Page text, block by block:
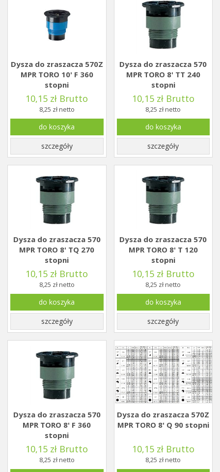
Dysza do zraszacza 570Z
MPR TORO 10' F 360
stopni
10,15 zł Brutto
8,25 zł netto
do koszyka
szczegóły
Dysza do zraszacza 570
MPR TORO 8' TT 240
stopni
10,15 zł Brutto
8,25 zł netto
do koszyka
szczegóły
Dysza do zraszacza 570
MPR TORO 8' TQ 270
stopni
10,15 zł Brutto
8,25 zł netto
do koszyka
szczegóły
Dysza do zraszacza 570
MPR TORO 8' T 120
stopni
10,15 zł Brutto
8,25 zł netto
do koszyka
szczegóły
Dysza do zraszacza 570
MPR TORO 8' F 360
stopni
10,15 zł Brutto
8,25 zł netto
Dysza do zraszacza 570Z
MPR TORO 8' Q 90 stopni
10,15 zł Brutto
8,25 zł netto